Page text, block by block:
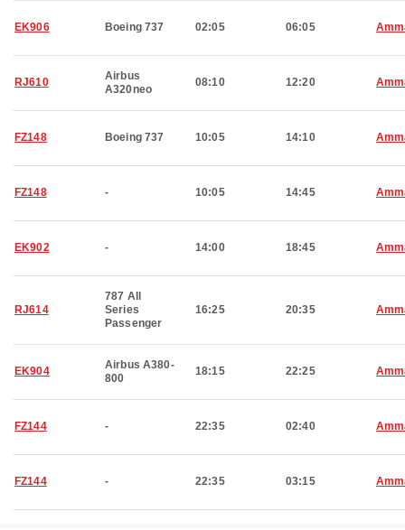
EK906 Boeing 737 02:05 06:05
RJ610
Airbus
A320neo
08:10 12:20
FZ148 Boeing 737 10:05 14:10
FZ148 - 10:05 14:45
EK902 - 14:00 18:45
RJ614
787 All
Series
Passenger
16:25 20:35
EK904
Airbus A380-
800
18:15 22:25
FZ144 - 22:35 02:40
FZ144 - 22:35 03:15